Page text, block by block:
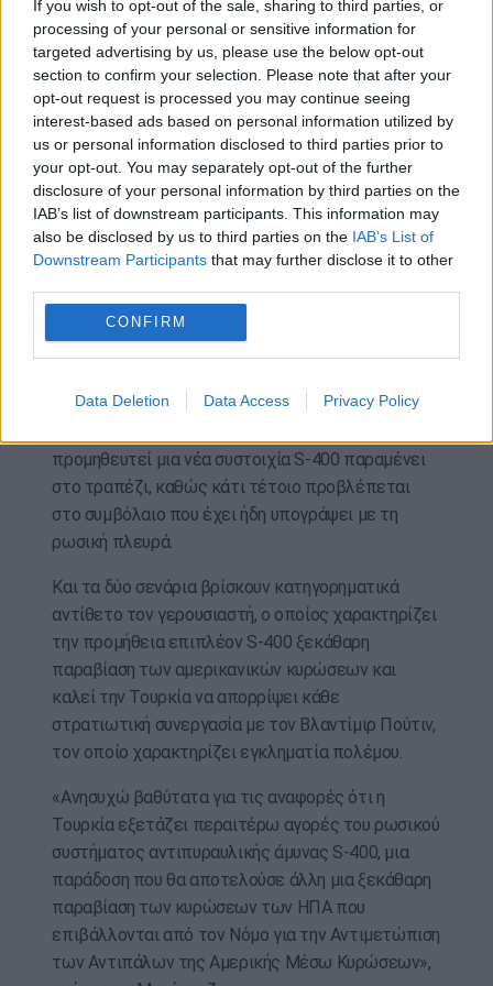
If you wish to opt-out of the sale, sharing to third parties, or
processing of your personal or sensitive information for
targeted advertising by us, please use the below opt-out
section to confirm your selection. Please note that after your
opt-out request is processed you may continue seeing
interest-based ads based on personal information utilized by
us or personal information disclosed to third parties prior to
your opt-out. You may separately opt-out of the further
disclosure of your personal information by third parties on the
IAB’s list of downstream participants. This information may
also be disclosed by us to third parties on the IAB’s List of
Downstream Participants that may further disclose it to other
CONFIRM
Data Deletion Data Access Privacy Policy
αποκτήσει επιπλέον συστοιχίες του ρωσικού
αντιπυραυλικού συστήματος S-400.
Η αντίδραση του προέδρου της Επιτροπής
Εξωτερικών Σχέσεων της Γερουσίας έρχεται
στον απόηχο του δημοσιεύματος του ρωσικού
πρακτορείου ειδήσεων TASS, που υποστηρίζει ότι
η Τουρκία ετοιμάζεται να υπογράψει νέα
συμφωνία με τη Ρωσία για την προμήθεια του
συστήματος S-400.
Υπενθυμίζεται ότι οι προθέσεις της Άγκυρας δεν
έχουν ξεκαθαριστεί ακόμα πλήρως, καθώς μένει
Ρωσία, όπως υποστηρίζει το πρακτορείο TASS.
προμηθευτεί μια νέα συστοιχία S-400 παραμένει
στο τραπέζι, καθώς κάτι τέτοιο προβλέπεται
στο συμβόλαιο που έχει ήδη υπογράψει με τη
ρωσική πλευρά.
Και τα δύο σενάρια βρίσκουν κατηγορηματικά
αντίθετο τον γερουσιαστή, ο οποίος χαρακτηρίζει
την προμήθεια επιπλέον S-400 ξεκάθαρη
παραβίαση των αμερικανικών κυρώσεων και
καλεί την Τουρκία να απορρίψει κάθε
στρατιωτική συνεργασία με τον Βλαντίμιρ Πούτιν,
τον οποίο χαρακτηρίζει εγκληματία πολέμου.
«Ανησυχώ βαθύτατα για τις αναφορές ότι η
Τουρκία εξετάζει περαιτέρω αγορές του ρωσικού
συστήματος αντιπυραυλικής άμυνας S-400, μια
παράδοση που θα αποτελούσε άλλη μια ξεκάθαρη
παραβίαση των κυρώσεων των ΗΠΑ που
επιβάλλονται από τον Νόμο για την Αντιμετώπιση
των Αντιπάλων της Αμερικής Μέσω Κυρώσεων»,